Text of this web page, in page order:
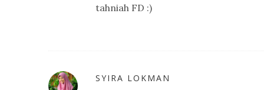
tahniah FD :)
SYIRA LOKMAN